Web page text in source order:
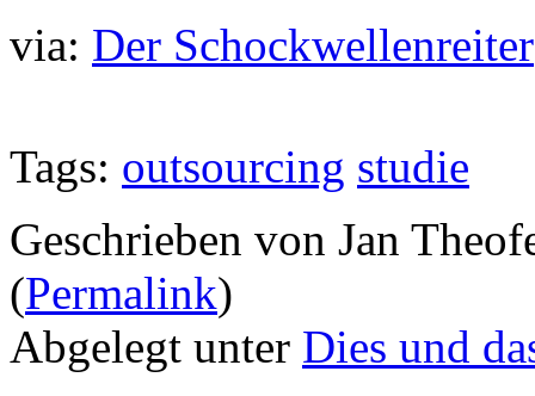
via: Der Schockwellenreiter
Tags: outsourcing studie
Geschrieben von Jan
(Permalink)
Abgelegt unter Dies und